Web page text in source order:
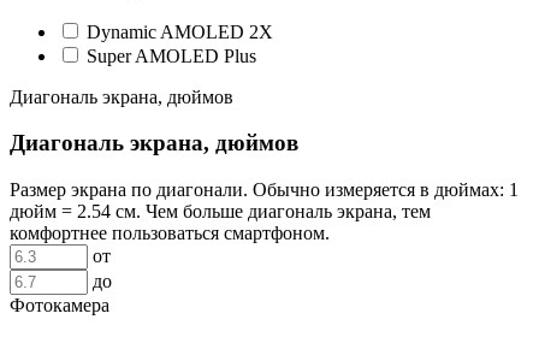
Dynamic AMOLED 2X
Super AMOLED Plus
Диагональ экрана, дюймов
Диагональ экрана, дюймов
Размер экрана по диагонали. Обычно измеряется в дюймах: 1
дюйм = 2.54 см. Чем больше диагональ экрана, тем
комфортнее пользоваться смартфоном.
от
до
Фотокамера